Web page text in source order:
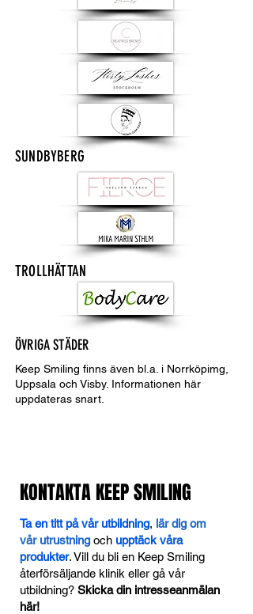
SUNDBYBERG
TROLLHÄTTAN
ÖVRIGA STÄDER
Keep Smiling finns även bl.a. i Norrköpimg,
Uppsala och Visby. Informationen här
uppdateras snart.
KONTAKTA KEEP SMILING
Ta en titt på vår utbildning, lär dig om
vår utrustningoch upptäck våra
produkter. Vill du bli en Keep Smiling
återförsäljande klinik eller gå vår
utbildning? Skicka din intresseanmälan
här!